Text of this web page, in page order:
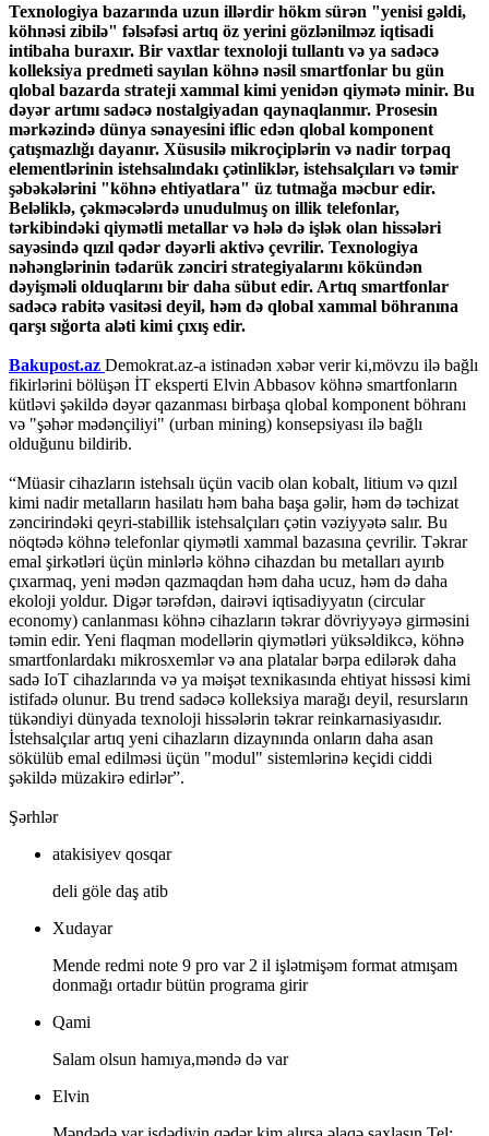
Texnologiya bazarında uzun illərdir hökm sürən "yenisi gəldi,
köhnəsi zibilə" fəlsəfəsi artıq öz yerini gözlənilməz iqtisadi
intibaha buraxır. Bir vaxtlar texnoloji tullantı və ya sadəcə
kolleksiya predmeti sayılan köhnə nəsil smartfonlar bu gün
qlobal bazarda strateji xammal kimi yenidən qiymətə minir. Bu
dəyər artımı sadəcə nostalgiyadan qaynaqlanmır. Prosesin
mərkəzində dünya sənayesini iflic edən qlobal komponent
çatışmazlığı dayanır. Xüsusilə mikroçiplərin və nadir torpaq
elementlərinin istehsalındakı çətinliklər, istehsalçıları və təmir
şəbəkələrini "köhnə ehtiyatlara" üz tutmağa məcbur edir.
Beləliklə, çəkməcələrdə unudulmuş on illik telefonlar,
tərkibindəki qiymətli metallar və hələ də işlək olan hissələri
sayəsində qızıl qədər dəyərli aktivə çevrilir. Texnologiya
nəhənglərinin tədarük zənciri strategiyalarını kökündən
dəyişməli olduqlarını bir daha sübut edir. Artıq smartfonlar
sadəcə rabitə vasitəsi deyil, həm də qlobal xammal böhranına
qarşı sığorta aləti kimi çıxış edir.
Bakupost.az Demokrat.az-a istinadən xəbər verir ki,mövzu ilə bağlı
fikirlərini bölüşən İT eksperti Elvin Abbasov köhnə smartfonların
kütləvi şəkildə dəyər qazanması birbaşa qlobal komponent böhranı
və "şəhər mədənçiliyi" (urban mining) konsepsiyası ilə bağlı
olduğunu bildirib.
“Müasir cihazların istehsalı üçün vacib olan kobalt, litium və qızıl
kimi nadir metalların hasilatı həm baha başa gəlir, həm də təchizat
zəncirindəki qeyri-stabillik istehsalçıları çətin vəziyyətə salır. Bu
nöqtədə köhnə telefonlar qiymətli xammal bazasına çevrilir. Təkrar
emal şirkətləri üçün minlərlə köhnə cihazdan bu metalları ayırıb
çıxarmaq, yeni mədən qazmaqdan həm daha ucuz, həm də daha
ekoloji yoldur. Digər tərəfdən, dairəvi iqtisadiyyatın (circular
economy) canlanması köhnə cihazların təkrar dövriyyəyə girməsini
təmin edir. Yeni flaqman modellərin qiymətləri yüksəldikcə, köhnə
smartfonlardakı mikrosxemlər və ana platalar bərpa edilərək daha
sadə IoT cihazlarında və ya məişət texnikasında ehtiyat hissəsi kimi
istifadə olunur. Bu trend sadəcə kolleksiya marağı deyil, resursların
tükəndiyi dünyada texnoloji hissələrin təkrar reinkarnasiyasıdır.
İstehsalçılar artıq yeni cihazların dizaynında onların daha asan
sökülüb emal edilməsi üçün "modul" sistemlərinə keçidi ciddi
şəkildə müzakirə edirlər”.
Şərhlər
atakisiyev qosqar
deli göle daş atib
Xudayar
Mende redmi note 9 pro var 2 il işlətmişəm format atmışam
donmağı ortadır bütün programa girir
Qami
Salam olsun hamıya,məndə də var
Elvin